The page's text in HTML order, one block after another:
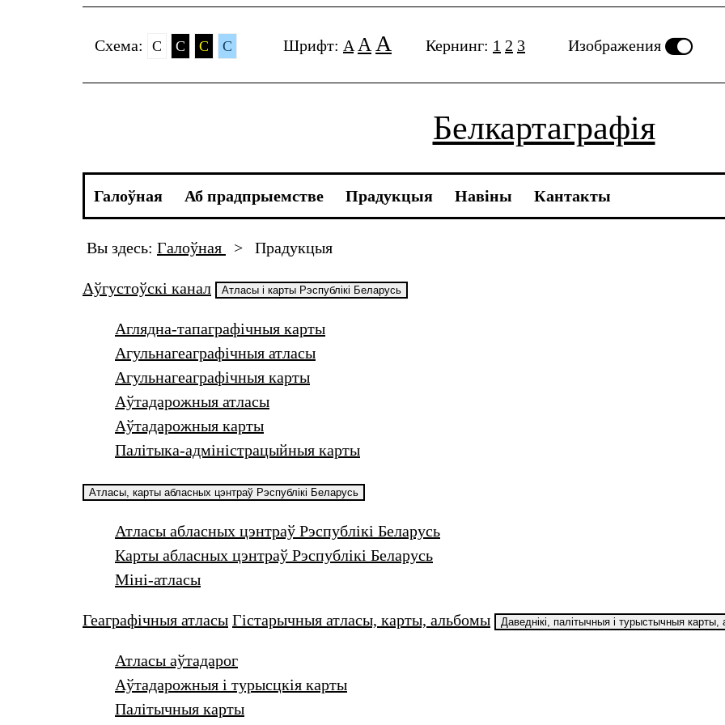
Cхема: C C C C Шрифт: A A A Кернинг: 1 2 3 Изображения
Белкартаграфія
Галоўная Аб прадпрыемстве Прадукцыя Навiны Кантакты
Вы здесь: Галоўная > Прадукцыя
Аўгустоўскі канал Атласы і карты Рэспублікі Беларусь
Аглядна-тапаграфічныя карты
Агульнагеаграфічныя атласы
Агульнагеаграфічныя карты
Аўтадарожныя атласы
Аўтадарожныя карты
Палітыка-адміністрацыйныя карты
Атласы, карты абласных цэнтраў Рэспублікі Беларусь
Атласы абласных цэнтраў Рэспублікі Беларусь
Карты абласных цэнтраў Рэспублікі Беларусь
Міні-атласы
Геаграфічныя атласы Гістарычныя атласы, карты, альбомы Даведнікі, палiтычныя i турыстычныя карты,
Атласы аўтадарог
Аўтадарожныя і турысцкiя карты
Палiтычныя карты